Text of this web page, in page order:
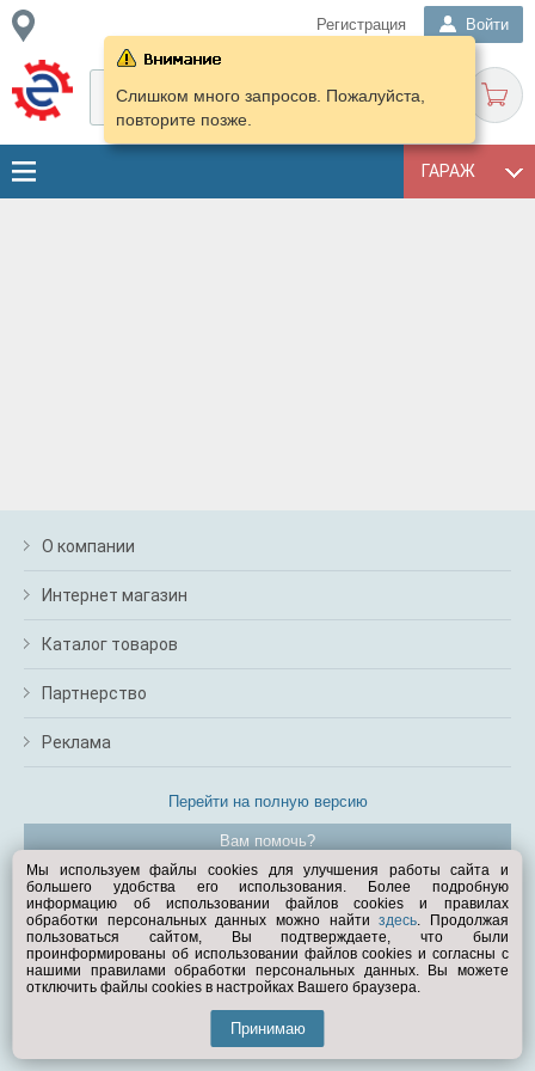
Регистрация Войти
ГАРАЖ
Слишком много запросов. Пожалуйста,
повторите позже.
О компании
Интернет магазин
Каталог товаров
Партнерство
Реклама
Перейти на полную версию
Вам помочь?
© Exist.ru 1998—2026
Мы используем файлы cookies для улучшения работы сайта и
большего удобства его использования. Более подробную
информацию об использовании файлов cookies и правилах
обработки персональных данных можно найтиздесь. Продолжая
пользоваться сайтом, Вы подтверждаете, что были
проинформированы об использовании файлов cookies и согласны с
нашими правилами обработки персональных данных. Вы можете
отключить файлы cookies в настройках Вашего браузера.
Принимаю